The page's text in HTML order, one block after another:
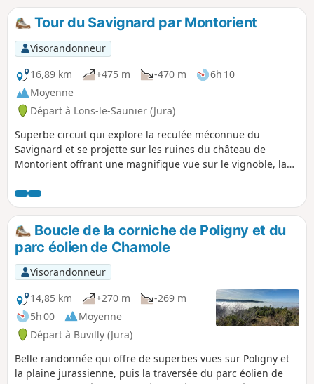
Tour du Savignard par Montorient
Visorandonneur
16,89 km
+475 m -470 m
6h 10
Moyenne
Départ à Lons-le-Saunier (Jura)
Superbe circuit qui explore la reculée méconnue du
Savignard et se projette sur les ruines du château de
Montorient offrant une magnifique vue sur le vignoble, la
Boucle de la corniche de Poligny et du
parc éolien de Chamole
Visorandonneur
14,85 km
+270 m
-269 m
5h 00
Moyenne
Départ à Buvilly (Jura)
Belle randonnée qui offre de superbes vues sur Poligny et
la plaine jurassienne, puis la traversée du parc éolien de